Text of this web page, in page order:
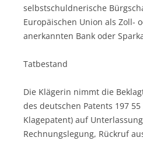
selbstschuldnerische
Europäischen Union als Zoll-
anerkannten Bank oder
Tatbestand
Die Klägerin nimmt die
des deutschen Patents 197 55
Klagepatent) auf
Rechnungslegung, Rückruf